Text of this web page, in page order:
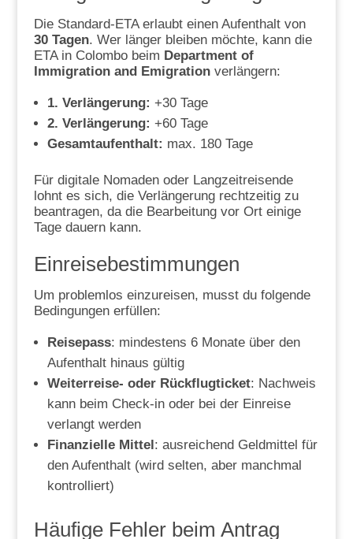
Die Standard-ETA erlaubt einen Aufenthalt von
30 Tagen. Wer länger bleiben möchte, kann die
ETA in Colombo beim Department of
Immigration and Emigrationverlängern:
1. Verlängerung: +30 Tage
2. Verlängerung: +60 Tage
Gesamtaufenthalt: max. 180 Tage
Für digitale Nomaden oder Langzeitreisende
lohnt es sich, die Verlängerung rechtzeitig zu
beantragen, da die Bearbeitung vor Ort einige
Tage dauern kann.
Einreisebestimmungen
Um problemlos einzureisen, musst du folgende
Bedingungen erfüllen:
Reisepass: mindestens 6 Monate über den
Aufenthalt hinaus gültig
Weiterreise- oder Rückflugticket: Nachweis
kann beim Check-in oder bei der Einreise
verlangt werden
Finanzielle Mittel: ausreichend Geldmittel für
den Aufenthalt (wird selten, aber manchmal
kontrolliert)
Häufige Fehler beim Antrag